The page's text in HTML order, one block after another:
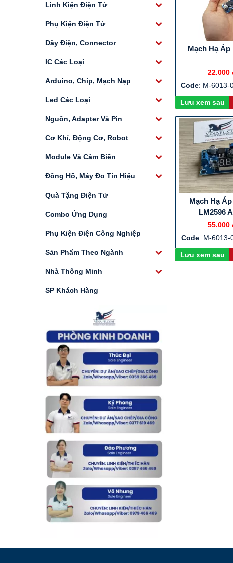
Linh Kiện Điện Tử
Phụ Kiện Điện Tử
Dây Điện, Connector
IC Các Loại
Arduino, Chip, Mạch Nạp
Led Các Loại
Nguồn, Adapter Và Pin
Cơ Khí, Động Cơ, Robot
Module Và Cảm Biến
Đồng Hồ, Máy Đo Tín Hiệu
Quà Tặng Điện Tử
Combo Ứng Dụng
Phụ Kiện Điện Công Nghiệp
Sản Phẩm Theo Ngành
Nhà Thông Minh
SP Khách Hàng
Mạch Hạ Áp
22.000
Code: M-6013-
Lưu xem sau
Mạch Hạ
LM2596
55.000
Code: M-6013-
Lưu xem sau